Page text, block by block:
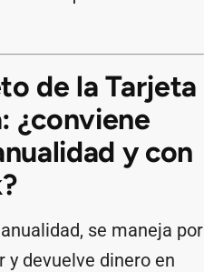
de la Tarjeta
¿conviene
y con
se maneja por
y devuelve dinero en